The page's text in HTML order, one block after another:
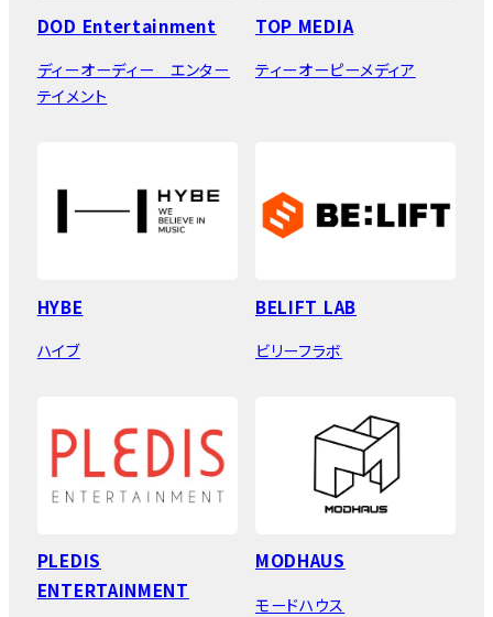
DOD Entertainment
ディーオーディー エンター
テイメント
TOP MEDIA
ティーオーピーメディア
HYBE
ハイブ
BELIFT LAB
ビリーフラボ
PLEDIS
ENTERTAINMENT
MODHAUS
モードハウス